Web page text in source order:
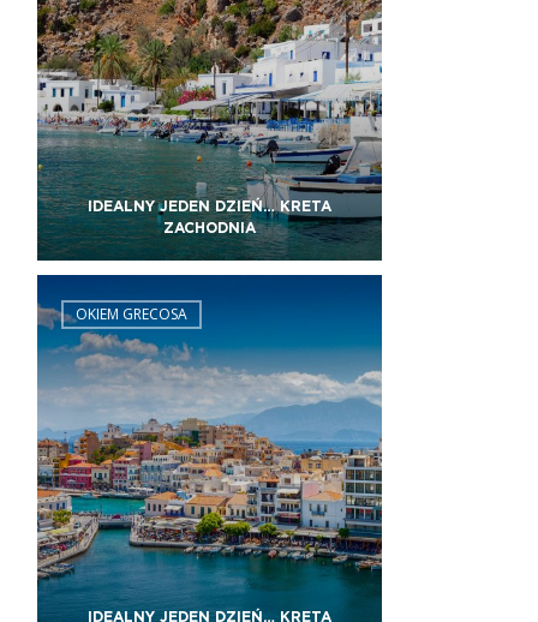
IDEALNY JEDEN DZIEŃ… KRETA
ZACHODNIA
OKIEM GRECOSA
IDEALNY JEDEN DZIEŃ… KRETA